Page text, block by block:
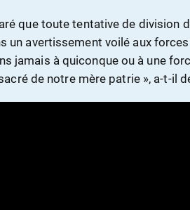
que toute tentative de division
un avertissement voilé aux forces
jamais à quiconque ou à une
de notre mère patrie », a-t-il